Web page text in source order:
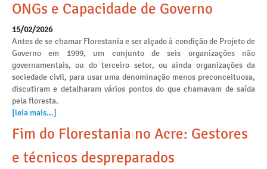
ONGs e Capacidade de Governo
15/02/2026
Antes de se chamar Florestania e ser alçado à condição de Projeto de
Governo em 1999, um conjunto de seis organizações não
governamentais, ou do terceiro setor, ou ainda organizações da
sociedade civil, para usar uma denominação menos preconceituosa,
discutiram e detalharam vários pontos do que chamavam de saída
pela floresta.
[leia mais...]
Fim do Florestania no Acre: Gestores
e técnicos despreparados